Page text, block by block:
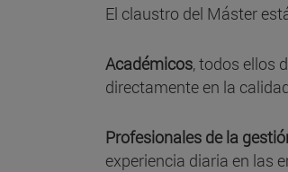
El claustro del Máster
Académicos, todos ellos
directamente en la
Profesionales de la
experiencia diaria en las